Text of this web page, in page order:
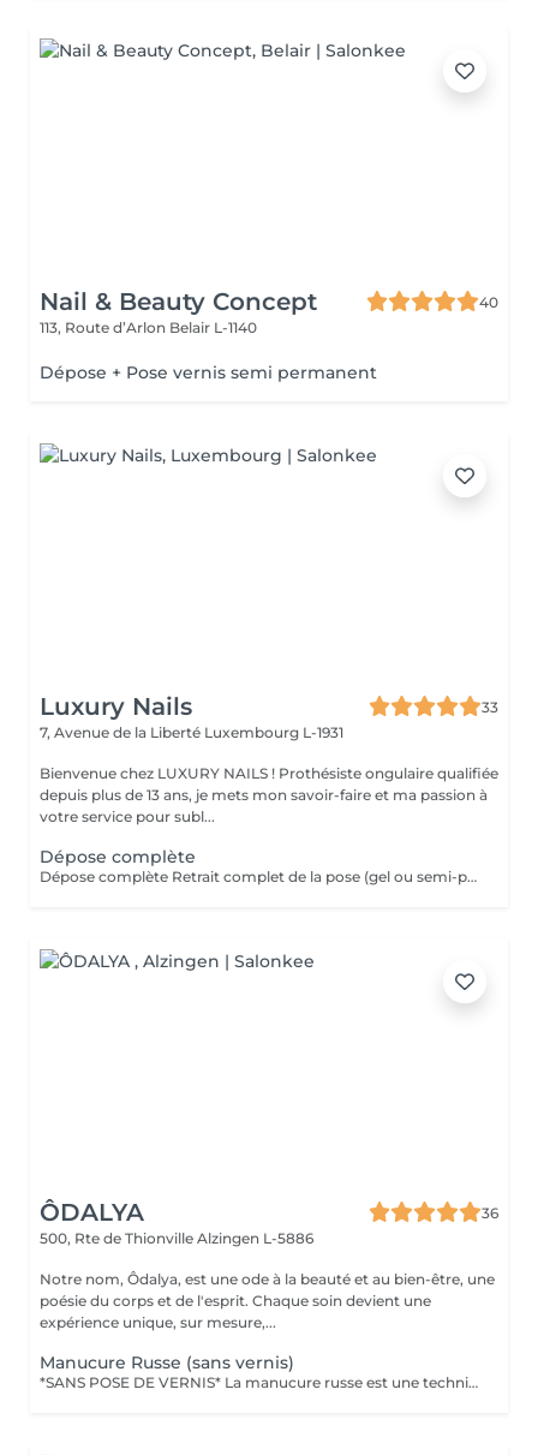
Nail & Beauty Concept
40
113, Route d’Arlon Belair L-1140
Dépose + Pose vernis semi permanent
Luxury Nails
33
7, Avenue de la Liberté Luxembourg L-1931
Bienvenue chez LUXURY NAILS ! Prothésiste ongulaire qualifiée
depuis plus de 13 ans, je mets mon savoir-faire et ma passion à
votre service pour subl...
Dépose complète
Dépose complète Retrait complet de la pose (gel ou semi-permanent) afin de retrouver vos ongles naturels, sans repose de produit. Cette prestation n'est pas réservable en ligne. Elle est réservée uniquement aux poses réalisées par mes soins. Je n'effectue pas de dépose sur des poses réalisées par une autre prothésiste ongulaire.
ÔDALYA
36
500, Rte de Thionville Alzingen L-5886
Notre nom, Ôdalya, est une ode à la beauté et au bien-être, une
poésie du corps et de l'esprit. Chaque soin devient une
expérience unique, sur mesure,...
Manucure Russe (sans vernis)
*SANS POSE DE VERNIS* La manucure russe est une technique de précision réalisée avec expertise pour sublimer le contour des ongles. Ce soin approfondi des cuticules est réalisé à l'aide d'embouts spécifiques pour une finition ultra nette. Tout notre matériel est à usage unique et/ou stérilisé pour garantir une hygiène irréprochable durant votre prestation.